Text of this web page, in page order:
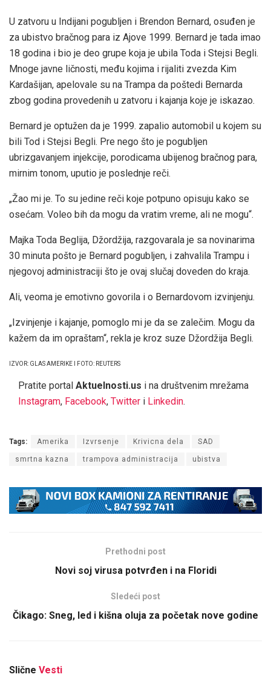
U zatvoru u Indijani pogubljen i Brendon Bernard, osuđen je
za ubistvo bračnog para iz Ajove 1999. Bernard je tada imao
18 godina i bio je deo grupe koja je ubila Toda i Stejsi Begli.
Mnoge javne ličnosti, među kojima i rijaliti zvezda Kim
Kardašijan, apelovale su na Trampa da poštedi Bernarda
zbog godina provedenih u zatvoru i kajanja koje je iskazao.
Bernard je optužen da je 1999. zapalio automobil u kojem su
bili Tod i Stejsi Begli. Pre nego što je pogubljen
ubrizgavanjem injekcije, porodicama ubijenog bračnog para,
mirnim tonom, uputio je poslednje reči.
„Žao mi je. To su jedine reči koje potpuno opisuju kako se
osećam. Voleo bih da mogu da vratim vreme, ali ne mogu“.
Majka Toda Beglija, Džordžija, razgovarala je sa novinarima
30 minuta pošto je Bernard pogubljen, i zahvalila Trampu i
njegovoj administraciji što je ovaj slučaj doveden do kraja.
Ali, veoma je emotivno govorila i o Bernardovom izvinjenju.
„Izvinjenje i kajanje, pomoglo mi je da se zalečim. Mogu da
kažem da im opraštam“, rekla je kroz suze Džordžija Begli.
IZVOR: GLAS AMERIKE I FOTO: REUTERS
Pratite portal Aktuelnosti.us i na društvenim mrežama
Instagram, Facebook, Twitter i Linkedin.
Tags: Amerika Izvrsenje Krivicna dela SAD
smrtna kazna trampova administracija ubistva
Prethodni post
Novi soj virusa potvrđen i na Floridi
Sledeći post
Čikago: Sneg, led i kišna oluja za početak nove godine
Slične Vesti